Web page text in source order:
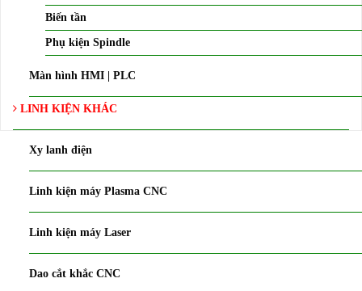
Biến tần
Phụ kiện Spindle
Màn hình HMI | PLC
LINH KIỆN KHÁC
Xy lanh điện
Linh kiện máy Plasma CNC
Linh kiện máy Laser
Dao cắt khắc CNC